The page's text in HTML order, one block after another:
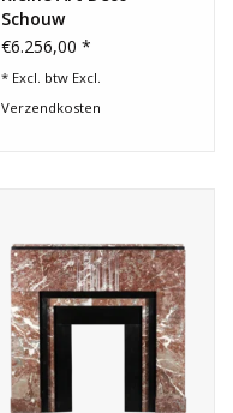
Schouw
€6.256,00 *
* Excl. btw Excl.
Verzendkosten